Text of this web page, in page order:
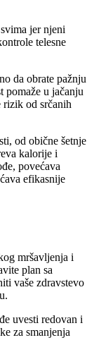
jer njeni
telesne
da obrate pažnju
pomaže u jačanju
rizik od srčanih
od obične šetnje
kalorije i
povećava
efikasnije
mršavljenja i
plan sa
vaše zdravstevo
uvesti redovan i
za smanjenja